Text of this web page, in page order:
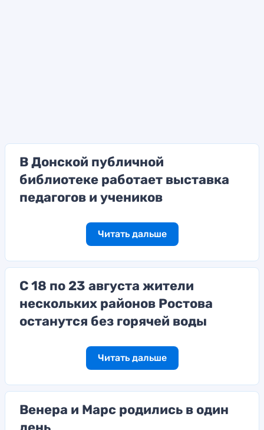
В Донской публичной
библиотеке работает выставка
педагогов и учеников
Читать дальше
С 18 по 23 августа жители
нескольких районов Ростова
останутся без горячей воды
Читать дальше
Венера и Марс родились в один